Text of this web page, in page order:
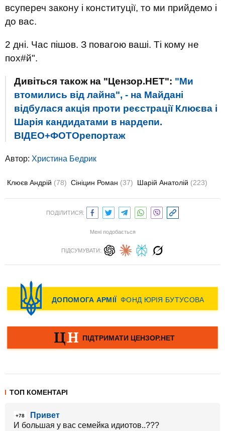
всупереч закону і конституції, то ми прийдемо і
до вас.
2 дні. Час пішов. З повагою ваші. Ті кому не
пох#й".
Дивіться також на "Цензор.НЕТ": "Ми
втомились від лайна", - на Майдані
відбулася акція проти реєстрації Клюєва і
Шарія кандидатами в нардепи.
ВІДЕО+ФОТОрепортаж
Автор: Христина Бедрик
Клюєв Андрій (78) Сініцин Роман (37) Шарій Анатолій (223)
ПОДІЛИТИСЯ:
Мені подобається
ПІДСУМУВАТИ:
ТОП КОМЕНТАРІ
+78
Привет
И большая у вас семейка идиотов..???